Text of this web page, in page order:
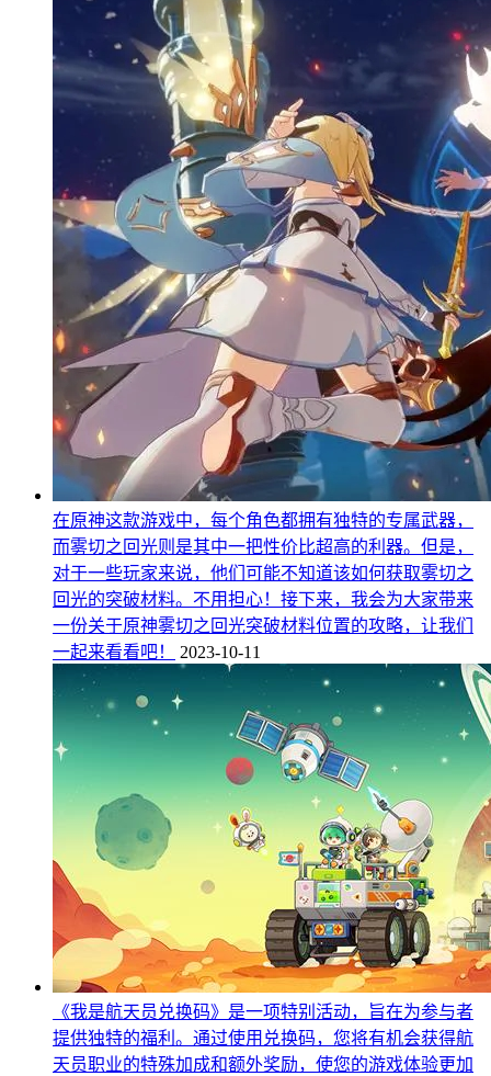
在原神这款游戏中，每个角色都拥有独特的专属武器，
而雾切之回光则是其中一把性价比超高的利器。但是，
对于一些玩家来说，他们可能不知道该如何获取雾切之
回光的突破材料。不用担心！接下来，我会为大家带来
一份关于原神雾切之回光突破材料位置的攻略，让我们
一起来看看吧！
2023-10-11
《我是航天员兑换码》是一项特别活动，旨在为参与者
提供独特的福利。通过使用兑换码，您将有机会获得航
天员职业的特殊加成和额外奖励，使您的游戏体验更加